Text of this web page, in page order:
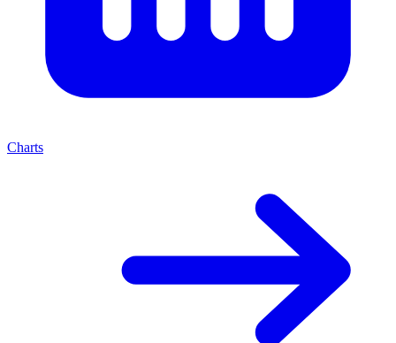
Charts